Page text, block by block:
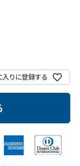
入りに登録する